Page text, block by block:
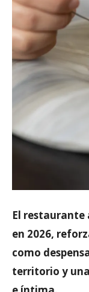
El restaurante
en 2026,
como
territorio y